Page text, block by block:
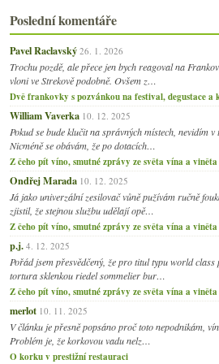
Poslední komentáře
Pavel Raclavský 26. 1. 2026
Trochu pozdě, ale přece jen bych reagoval na
vloni ve Strekově podobně. Ovšem z…
Dvě frankovky s pozvánkou na festival, degustace a
William Vaverka 10. 12. 2025
Pokud se bude klučit na správných místech, nevidím
Nicméně se obávám, že po dotacích…
Z čeho pít víno, smutné zprávy ze světa vína a
Ondřej Marada 10. 12. 2025
Já jako univerzální zesilovač vůně pužívám ručně
zjistil, že stejnou službu udělají opě…
Z čeho pít víno, smutné zprávy ze světa vína a
p.j. 4. 12. 2025
Pořád jsem přesvědčený, že pro titul typu world class
tortura sklenkou riedel sommelier bur…
Z čeho pít víno, smutné zprávy ze světa vína a
merlot 10. 11. 2025
V článku je přesně popsáno proč toto nepodnikám,
Problém je, že korkovou vadu nelz…
O korku v prestižní restauraci